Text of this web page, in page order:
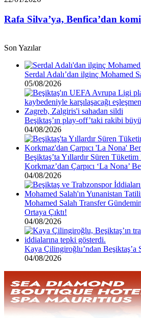
var”
Benfica’dan
komik
Rafa Silva’ya, Benfica’dan
Son Yazılar
Serdal Adalı’dan ilginç Mohamed
05/08/2026
Beşiktaş’ın play-off’taki rakibi
04/08/2026
Beşiktaş’ta Yıllardır Süren
Korkmaz’dan Çarpıcı ‘La Nona’
04/08/2026
Mohamed Salah Transfer
Ortaya Çıktı!
04/08/2026
Kaya Çilingiroğlu’ndan Beşiktaş’a
04/08/2026